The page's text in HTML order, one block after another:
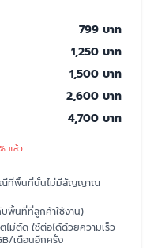
799 บาท
1,250 บาท
1,500 บาท
2,600 บาท
4,700 บาท
แล้ว
รณีที่พื้นที่นั้นไม่มีสัญญาณ
พื้นที่ที่ลูกค้าใช้งาน)
ไม่ตัด ใช้ต่อได้ด้วยความเร็ว
เดือนอีกครั้ง